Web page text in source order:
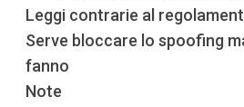
Leggi contrarie al
Serve bloccare lo spoofing
fanno
Note